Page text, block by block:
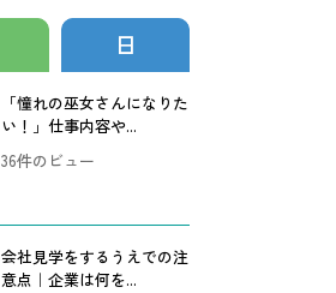
日
「憧れの巫女さんになりた
い！」仕事内容や...
36件のビュー
会社見学をするうえでの注
意点｜企業は何を...